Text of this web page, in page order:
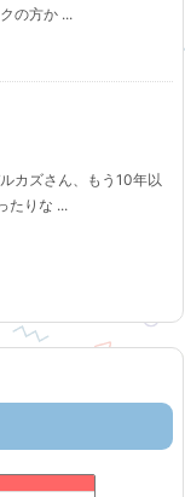
の方か ...
カズさん、もう10年以
たりな ...